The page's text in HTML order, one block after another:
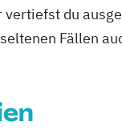
vertiefst du
Fällen